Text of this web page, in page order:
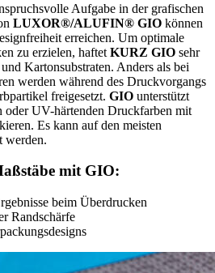
Aufgabe in der grafischen
LUXOR®/ALUFIN® GIO können
erreichen. Um optimale
zu erzielen, haftet KURZ GIO sehr
Kartonsubstraten. Anders als bei
werden während des Druckvorgangs
freigesetzt. GIO unterstützt
UV-härtenden Druckfarben mit
Es kann auf den meisten
werden.
mit GIO:
beim Überdrucken
Randschärfe